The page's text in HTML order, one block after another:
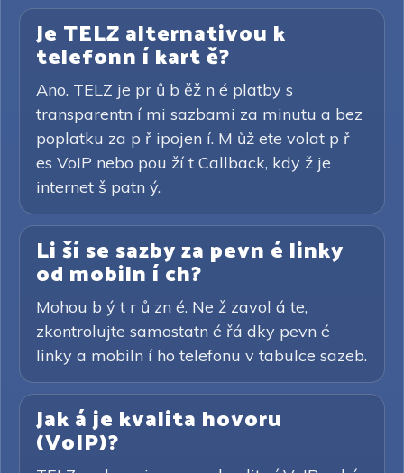
Je TELZ alternativou k
telefonn í kart ě?
Ano. TELZ je pr ů b ěž n é platby s
transparentn í mi sazbami za minutu a bez
poplatku za p ř ipojen í. M ůž ete volat p ř
es VoIP nebo pou ží t Callback, kdy ž je
internet š patn ý.
Li ší se sazby za pevn é linky
od mobiln í ch?
Mohou b ý t r ů zn é. Ne ž zavol á te,
zkontrolujte samostatn é řá dky pevn é
linky a mobiln í ho telefonu v tabulce sazeb.
Jak á je kvalita hovoru
(VoIP)?